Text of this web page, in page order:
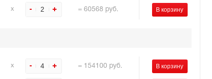
х 2 = 60568 руб.
х 4 = 154100 руб.